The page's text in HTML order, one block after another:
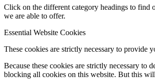
Click on the different category headings to find
we are able to offer.
Essential Website Cookies
These cookies are strictly necessary to provide
Because these cookies are strictly necessary
blocking all cookies on this website. But this